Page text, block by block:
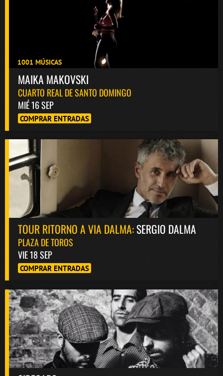
1001 MÚSICAS
MAIKA MAKOVSKI
CUARTO REAL DE SANTO DOMINGO
MIÉ 16 SEP
COMPRAR ENTRADAS
TOUR RITORNO A VIA DALMA:SERGIO DALMA
PLAZA DE TOROS
VIE 18 SEP
COMPRAR ENTRADAS